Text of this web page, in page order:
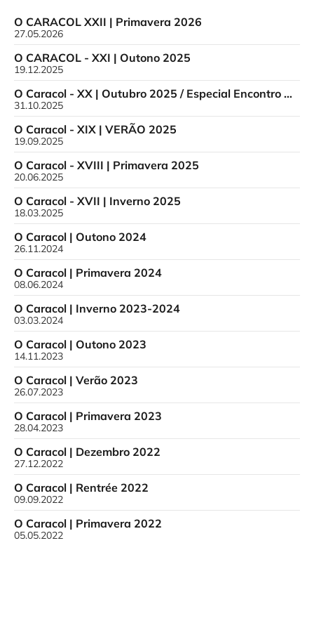
27.05.2026
O CARACOL XXII | Primavera 2026
19.12.2025
O CARACOL - XXI | Outono 2025
31.10.2025
O Caracol - XX | Outubro 2025 / Especial Encontro Nacional
19.09.2025
O Caracol - XIX | VERÃO 2025
20.06.2025
O Caracol - XVIII | Primavera 2025
18.03.2025
O Caracol - XVII | Inverno 2025
26.11.2024
O Caracol | Outono 2024
08.06.2024
O Caracol | Primavera 2024
03.03.2024
O Caracol | Inverno 2023-2024
14.11.2023
O Caracol | Outono 2023
26.07.2023
O Caracol | Verão 2023
28.04.2023
O Caracol | Primavera 2023
27.12.2022
O Caracol | Dezembro 2022
09.09.2022
O Caracol | Rentrée 2022
05.05.2022
O Caracol | Primavera 2022